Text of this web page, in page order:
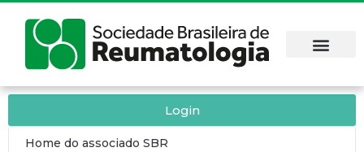
Login
Home do associado SBR